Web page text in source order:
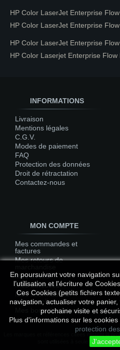
HP Color LaserJet Enterprise
HP Color LaserJet Enterprise
HP Color LaserJet Enterprise
HP Color Laserjet Enterprise Flow
INFORMATIONS
Livraison
Mentions légales
C.G.V.
Modes de paiement
FAQ
Protection des données
Droit de rétractation
Contactez-nous
Les marques et références citées restent la
sont utilisées à seule fin de
MON COMPTE
Mes commandes et
factures
Mes retours de
Mes avoirs
Mes adresses
Mes informations
personnelles
Mes bons de réduction
En poursuivant votre navigation
l’utilisation et l'écriture de
Ces Cookies (petits fichiers
navigation, actualiser votre
prochaine visite et
Plus d'informations sur les
protection